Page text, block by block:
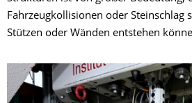
Fahrzeugkollisionen oder Steinschlag
Stützen oder Wänden entstehen